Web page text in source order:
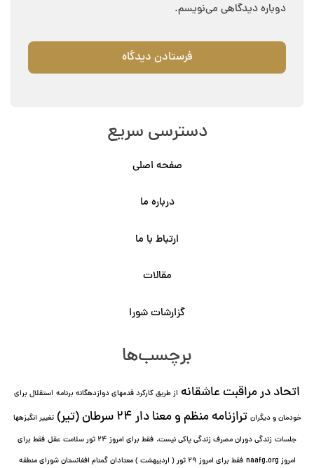
دوباره دیدگاهی می‌نویسم.
دسترسی سریع
صفحه اصلی
درباره ما
ارتباط با ما
مقالات
گزارشات شورا
برچسب‌ها
اتحاد در مراقبت عاشقانه از طریق کارکرد قدمهای دوازده⁯گانه برنامه استقلال برای
خودمان و دیگران ترازنامه منظم و معنا دار ٢۴ سرطان (تیر)
تغییر انگیزه⁯ها
جلسات زندگی دوران مصرف زندگی پاکی نیست. فقط برای امروز 24 ثور سلامت عقل
فقط برای
امروز naafg.org
فقط برای امروز ٢٩ ثور ( اردیبهشت ) معتادان گمنام افغانستان شورای منطقه